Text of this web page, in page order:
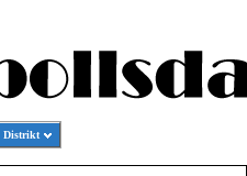
Distrikt